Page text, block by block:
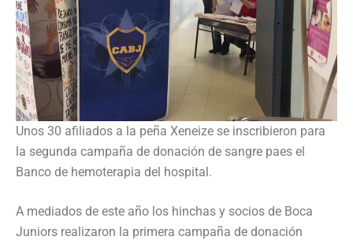
Unos 30 afiliados a la peña Xeneize se inscribieron para
la segunda campaña de donación de sangre paes el
Banco de hemoterapia del hospital.
A mediados de este año los hinchas y socios de Boca
Juniors realizaron la primera campaña de donación